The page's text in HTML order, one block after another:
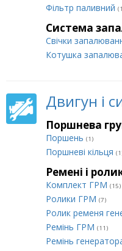
Фільтр паливний
Система
Свічки
Котушка
Двигун і
Поршнева
Поршень (1)
Поршневі кільця
Ремені і
Комплект ГРМ (15)
Ролики ГРМ (7)
Ролик ременя
Ремінь ГРМ (11)
Ремінь